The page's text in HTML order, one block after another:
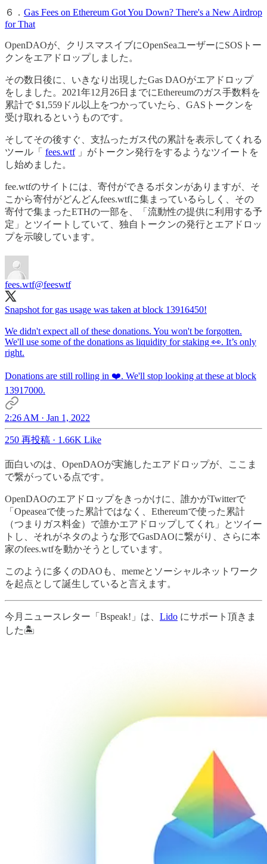
６． Gas Fees on Ethereum Got You Down? There's a New Airdrop
for That
OpenDAOが、クリスマスイブにOpenSeaユーザーにSOSトー
クンをエアドロップしました。
その数日後に、いきなり出現したGas DAOがエアドロップ
をしました。2021年12月26日までにEthereumのガス手数料を
累計で $1,559ドル以上をつかっていたら、GASトークンを
受け取れるというものです。
そしてその後すぐ、支払ったガス代の累計を表示してくれる
ツール「 fees.wtf」がトークン発行をするようなツイートを
し始めました。
fee.wtfのサイトには、寄付ができるボタンがありますが、そ
こから寄付がどんどんfees.wtfに集まっているらしく、その
寄付で集まったETHの一部を、「流動性の提供に利用する予
定」とツイートしていて、独自トークンの発行とエアドロッ
プを示唆しています。
fees.wtf@feeswtf
Snapshot for gas usage was taken at block 13916450!
We didn't expect all of these donations. You won't be forgotten.
We'll use some of the donations as liquidity for staking 👀. It’s only
right.
Donations are still rolling in ❤️. We'll stop looking at these at block
13917000.
2:26 AM · Jan 1, 2022
250 再投稿 · 1.66K Like
面白いのは、OpenDAOが実施したエアドロップが、ここま
で繋がっている点です。
OpenDAOのエアドロップをきっかけに、誰かがTwitterで
「Opeaseaで使った累計ではなく、Ethereumで使った累計
（つまりガス料金）で誰かエアドロップしてくれ」とツイー
トし、それがネタのような形でGasDAOに繋がり、さらに本
家のfees.wtfを動かそうとしています。
このように多くのDAOも、memeとソーシャルネットワーク
を起点として誕生していると言えます。
今月ニュースレター「Bspeak!」は、 Lido にサポート頂きま
した🏝